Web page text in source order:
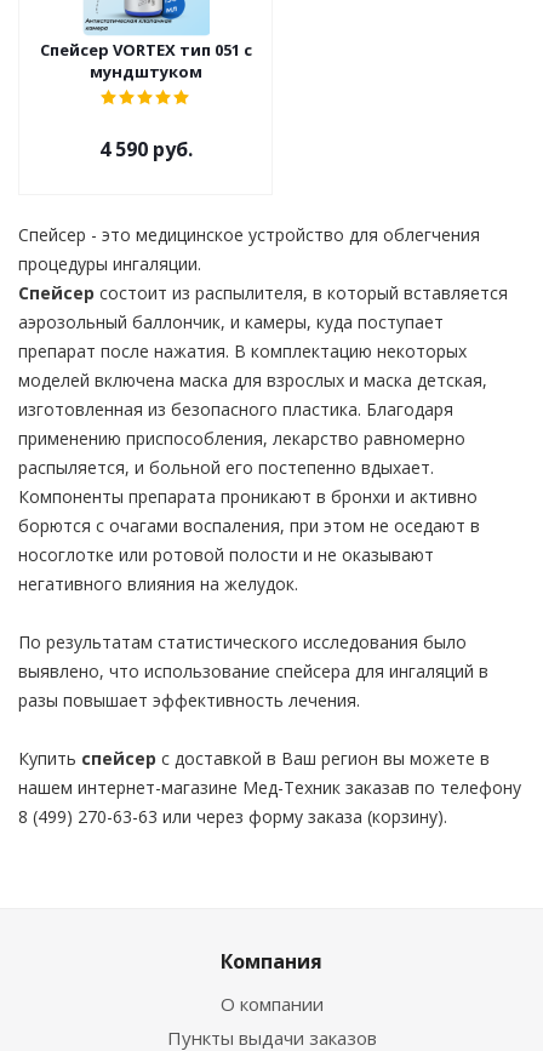
Спейсер VORTEX тип 051 с
мундштуком
4 590 руб.
Спейсер - это медицинское устройство для облегчения
процедуры ингаляции.
Спейсер состоит из распылителя, в который вставляется
аэрозольный баллончик, и камеры, куда поступает
препарат после нажатия. В комплектацию некоторых
моделей включена маска для взрослых и маска детская,
изготовленная из безопасного пластика. Благодаря
применению приспособления, лекарство равномерно
распыляется, и больной его постепенно вдыхает.
Компоненты препарата проникают в бронхи и активно
борются с очагами воспаления, при этом не оседают в
носоглотке или ротовой полости и не оказывают
негативного влияния на желудок.
По результатам статистического исследования было
выявлено, что использование спейсера для ингаляций в
разы повышает эффективность лечения.
Купить спейсер с доставкой в Ваш регион вы можете в
нашем интернет-магазине Мед-Техник заказав по телефону
8 (499) 270-63-63 или через форму заказа (корзину).
Компания
О компании
Пункты выдачи заказов